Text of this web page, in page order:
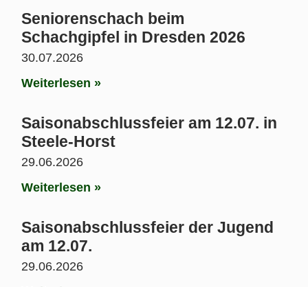
Seniorenschach beim
Schachgipfel in Dresden 2026
30.07.2026
Weiterlesen »
Saisonabschlussfeier am 12.07. in
Steele-Horst
29.06.2026
Weiterlesen »
Saisonabschlussfeier der Jugend
am 12.07.
29.06.2026